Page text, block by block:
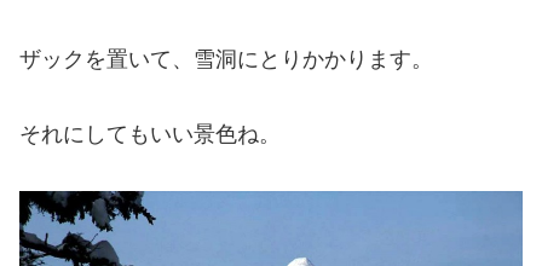
ザックを置いて、雪洞にとりかかります。
それにしてもいい景色ね。